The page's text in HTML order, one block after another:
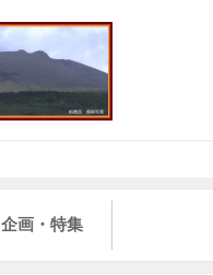
企画・特集